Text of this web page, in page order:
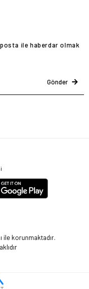
ile haberdar olmak
Gönder
ile korunmaktadır.